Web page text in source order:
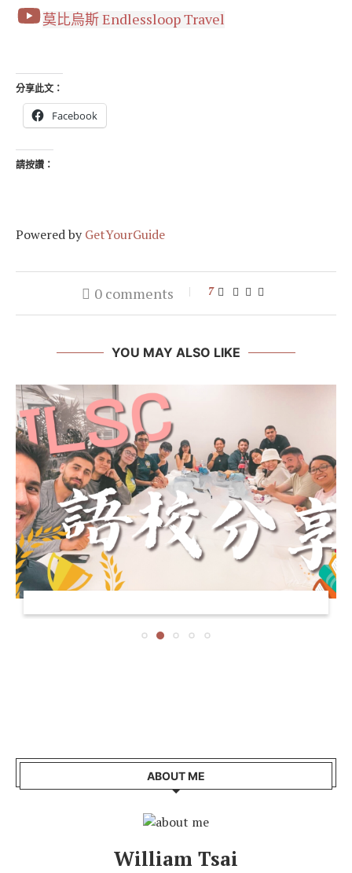
莫比烏斯 Endlessloop Travel
分享此文：
Facebook
請按讚：
Powered byGetYourGuide
0 comments 7
YOU MAY ALSO LIKE
ABOUT ME
William Tsai